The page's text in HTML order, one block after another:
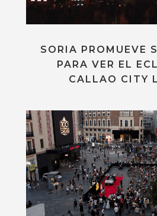
SORIA PROMUEVE
PARA VER EL
CALLAO CITY